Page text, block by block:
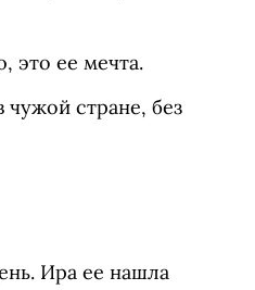
это ее мечта.
стране, без
Ира ее нашла